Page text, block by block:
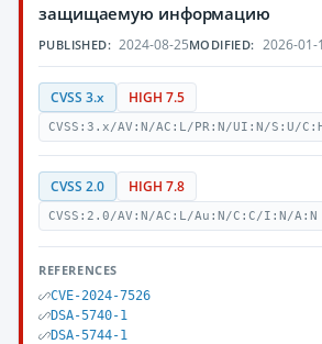
защищаемую информацию
PUBLISHED: 2024-08-25MODIFIED: 2026-01-
CVSS 3.x HIGH 7.5
CVSS:3.x/AV:N/AC:L/PR:N/UI:N/S:U/
CVSS 2.0 HIGH 7.8
CVSS:2.0/AV:N/AC:L/Au:N/C:C/I:N/A:N
REFERENCES
CVE-2024-7526
DSA-5740-1
DSA-5744-1